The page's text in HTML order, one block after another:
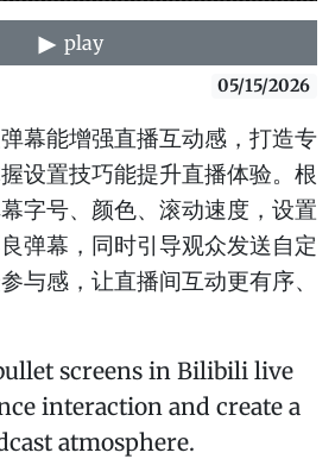
play
05/15/2026
幕能增强直播互动感，打造专
设置技巧能提升直播体验。根
字号、颜色、滚动速度，设置
弹幕，同时引导观众发送自定
与感，让直播间互动更有序、
screens in Bilibili live
interaction and create a
atmosphere.